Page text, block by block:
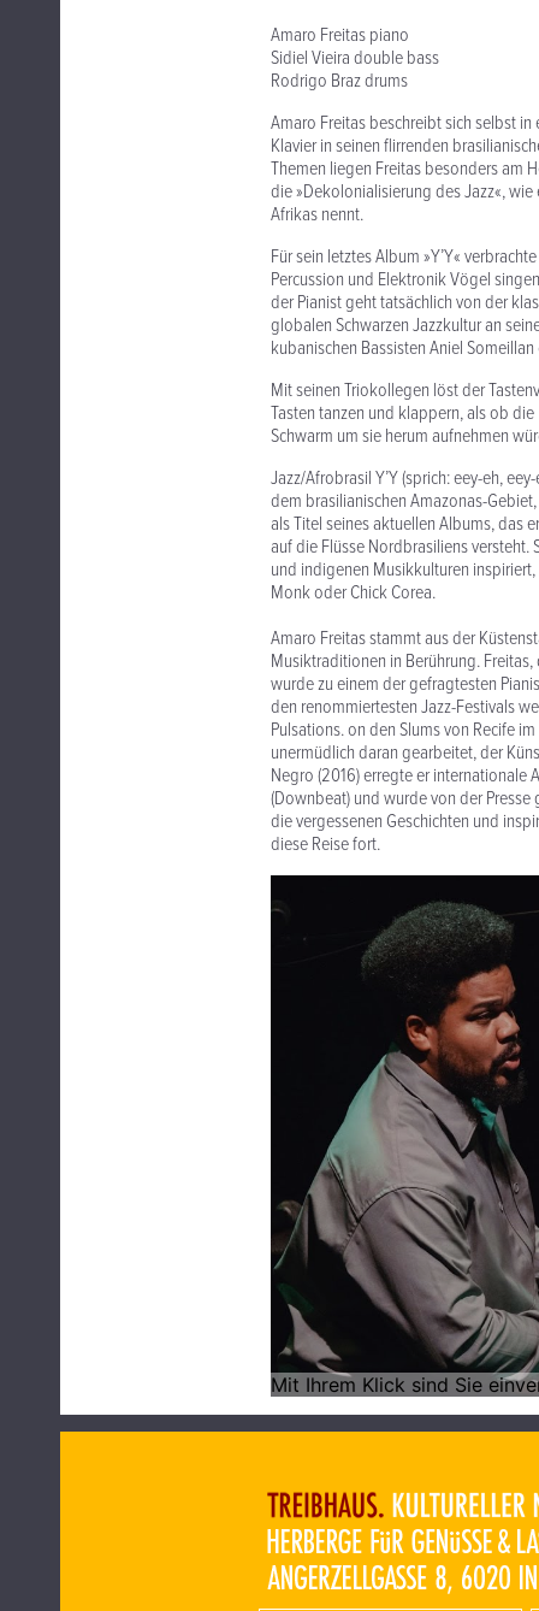
Amaro Freitas piano
Sidiel Vieira double bass
Rodrigo Braz drums
Amaro Freitas beschreibt sich selbst
Klavier in seinen flirrenden
Themen liegen Freitas besonders am
die »Dekolonialisierung des Jazz«,
Afrikas nennt.
Für sein letztes Album »Y’Y«
Percussion und Elektronik Vögel
der Pianist geht tatsächlich von der
globalen Schwarzen Jazzkultur an
kubanischen Bassisten Aniel
Mit seinen Triokollegen löst der
Tasten tanzen und klappern, als ob
Schwarm um sie herum aufnehmen
Jazz/Afrobrasil Y’Y (sprich: eey-eh,
dem brasilianischen Amazonas-
als Titel seines aktuellen Albums, das
auf die Flüsse Nordbrasiliens
und indigenen Musikkulturen
Monk oder Chick Corea.
Amaro Freitas stammt aus der
Musiktraditionen in Berührung.
wurde zu einem der gefragtesten
den renommiertesten Jazz-Festivals
Pulsations. on den Slums von Recife
unermüdlich daran gearbeitet, der
Negro (2016) erregte er internationale
(Downbeat) und wurde von der
die vergessenen Geschichten und
diese Reise fort.